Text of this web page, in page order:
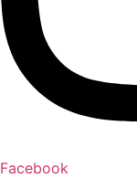
Facebook